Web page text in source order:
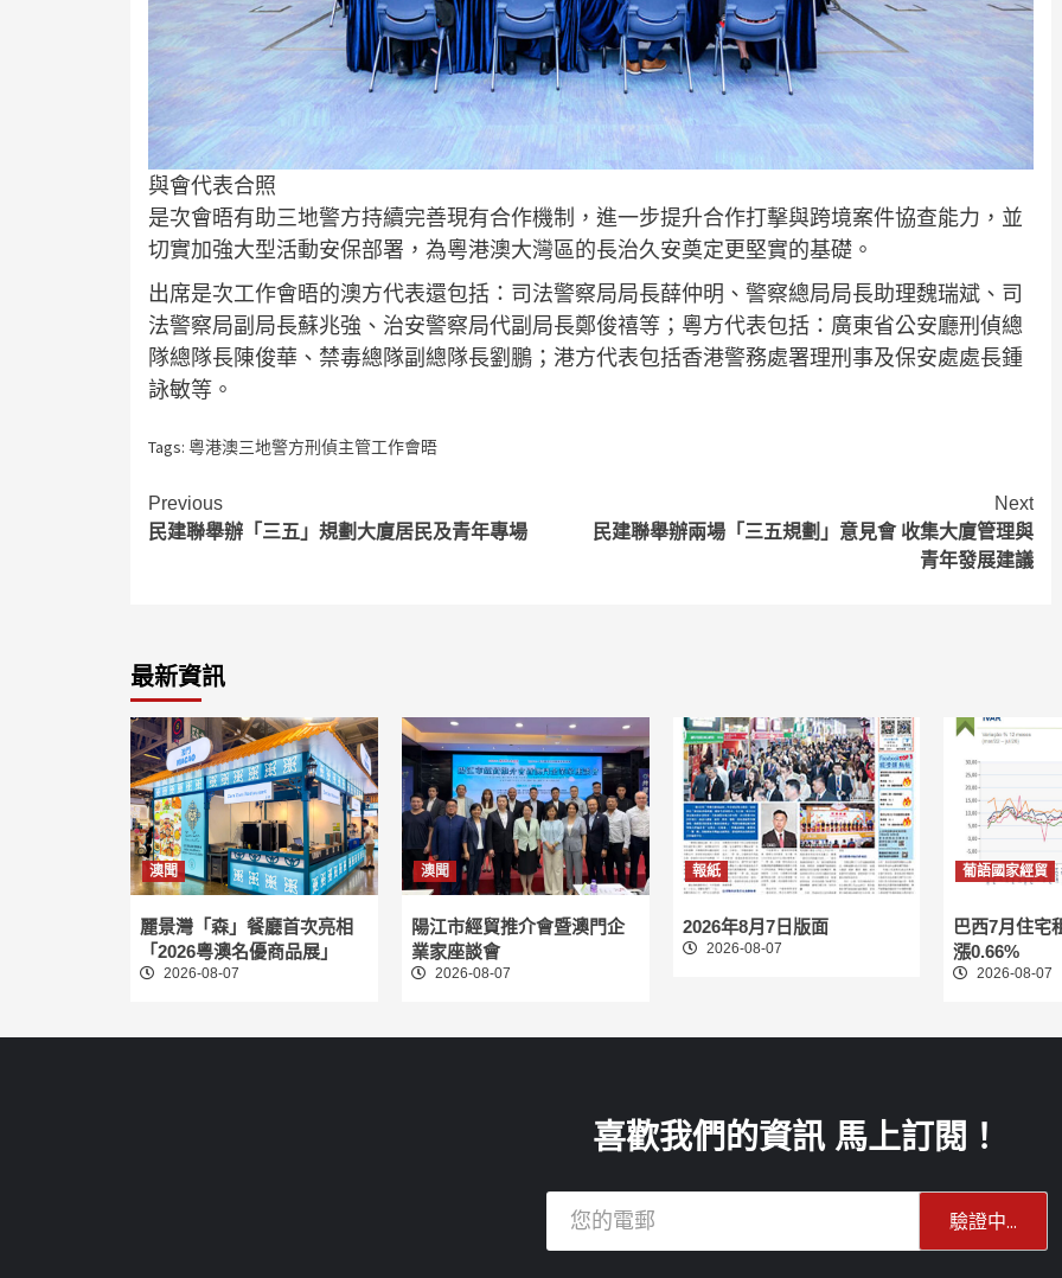
與會代表合照
是次會晤有助三地警方持續完善現有合作機制，進一步提升合作打擊與跨境案件協查能力，並
切實加強大型活動安保部署，為粵港澳大灣區的長治久安奠定更堅實的基礎。
出席是次工作會晤的澳方代表還包括：司法警察局局長薛仲明、警察總局局長助理魏瑞斌、司
法警察局副局長蘇兆強、治安警察局代副局長鄭俊禧等；粵方代表包括：廣東省公安廳刑偵總
隊總隊長陳俊華、禁毒總隊副總隊長劉鵬；港方代表包括香港警務處署理刑事及保安處處長鍾
詠敏等。
Tags: 粵港澳三地警方刑偵主管工作會晤
Continue
Reading
Previous
民建聯舉辦「三五」規劃大廈居民及青年專場
Next
民建聯舉辦兩場「三五規劃」意見會 收集大廈管理與
青年發展建議
最新資訊
澳聞
麗景灣「森」餐廳首次亮相
「2026粵澳名優商品展」
2026-08-07
澳聞
陽江市經貿推介會暨澳門企
業家座談會
2026-08-07
報紙
2026年8月7日版面
2026-08-07
葡語國家經貿
巴西7月住宅
漲0.66%
2026-08-07
喜歡我們的資訊 馬上訂閱！